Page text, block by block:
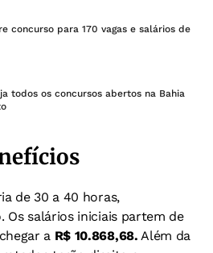
concurso para 170 vagas e salários de
todos os concursos abertos na Bahia
de 30 a 40 horas,
Os salários iniciais partem de
a R$ 10.868,68. Além da